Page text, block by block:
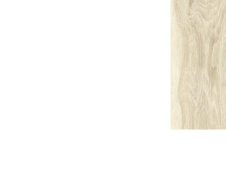
Blog
Forums
Meetups